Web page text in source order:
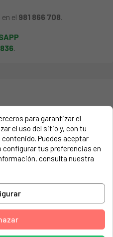
el 981 866 708
.
formado por números y
para garantizar el
el uso del sitio y, con tu
Puedes aceptar
configurar tus preferencias en
consulta nuestra